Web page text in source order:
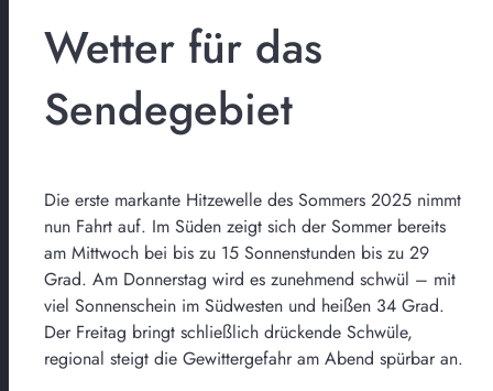
Wetter für das
Sendegebiet
Die erste markante Hitzewelle des Sommers 2025 nimmt
nun Fahrt auf. Im Süden zeigt sich der Sommer bereits
am Mittwoch bei bis zu 15 Sonnenstunden bis zu 29
Grad. Am Donnerstag wird es zunehmend schwül – mit
viel Sonnenschein im Südwesten und heißen 34 Grad.
Der Freitag bringt schließlich drückende Schwüle,
regional steigt die Gewittergefahr am Abend spürbar an.